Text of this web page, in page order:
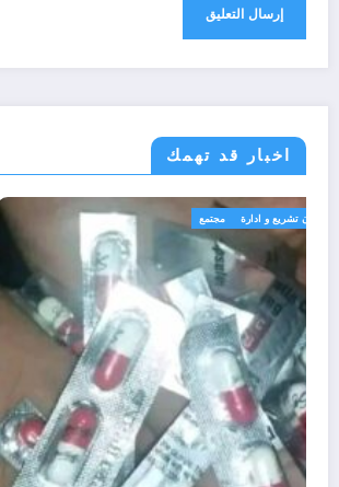
اخبار قد تهمك
الجزائر الحدث قانون تشريع و ادارة مجتمع